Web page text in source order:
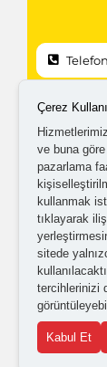
Çerez
ve buna
pazarlama
kullanmak
tıklayarak
sitede
tercihlerinizi
Kabul Et